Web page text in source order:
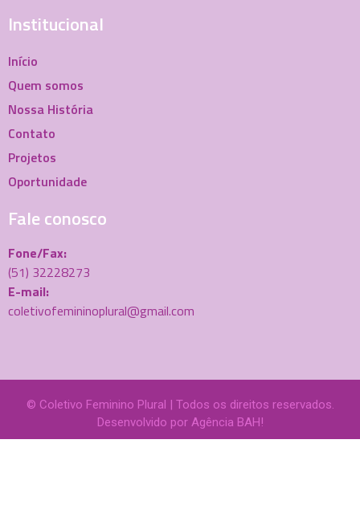
Institucional
Início
Quem somos
Nossa História
Contato
Projetos
Oportunidade
Fale conosco
Fone/Fax:
(51) 32228273
E-mail:
coletivofemininoplural@gmail.com
© Coletivo Feminino Plural | Todos os direitos reservados.
Desenvolvido por Agência BAH!